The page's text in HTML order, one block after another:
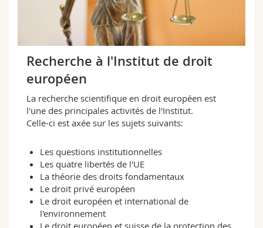
Recherche à l'Institut de droit
européen
La recherche scientifique en droit européen est
l'une des principales activités de l'Institut.
Celle-ci est axée sur les sujets suivants:
Les questions institutionnelles
Les quatre libertés de l'UE
La théorie des droits fondamentaux
Le droit privé européen
Le droit européen et international de
l'environnement